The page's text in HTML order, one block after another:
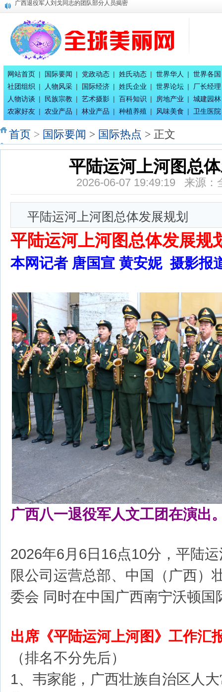
唐国宣采访健康家氧舱智慧生活馆总经理刘珈吟
百家姓合作互助创业交流会二期在南宁隆重召开
全球百家姓研究组委会今日正式成立！
平陆运河上河图总体发展规划
唐国宣采访奥运会冠军唐灵生
八桂孔雀宴 在南宁隆重开业
唐国宣采访广西辉耀文化传播公司绚丽艺术总团长王惠兰
广西退役军人刘戈同志的团队部分人员揭密
网站首页 | 国际要闻 | 党政动态 | 姓氏动态 | 世界华人 | 世界各国
社团组织 | 人物风采 | 国际经济 | 姓氏企业 | 世界论坛 |
厂长经理
人物访谈 | 民族宗教 | 艺术摄影 | 百科知识 | 房地产业 | 城建园林
农家好友 | 农业产品 | 林业产品 | 种植养殖 | 风味美食 | 卫生医院
首页 > 国际要闻 > 国际热点 > 正文
平陆运河上河图总
2026-06-07 19:49:19 来源：
平陆运河上河图总体发展规划
平陆运河上河图总体发展规
本网记者 唐国宣 黄安妮 摄影报
广西八一退役军人文工团在演出
2026年6月6日16点10分，平陆
限公司运营总部、中国（广西）
委会 同时在中国广西南宁沃顿国
出席《平陆运河上河图》工作汇
（排名不分先后）
1、韦家能，广西壮族自治区人